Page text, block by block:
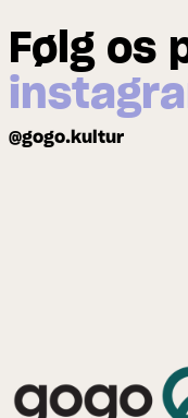
Følg os
@gogo.kultur